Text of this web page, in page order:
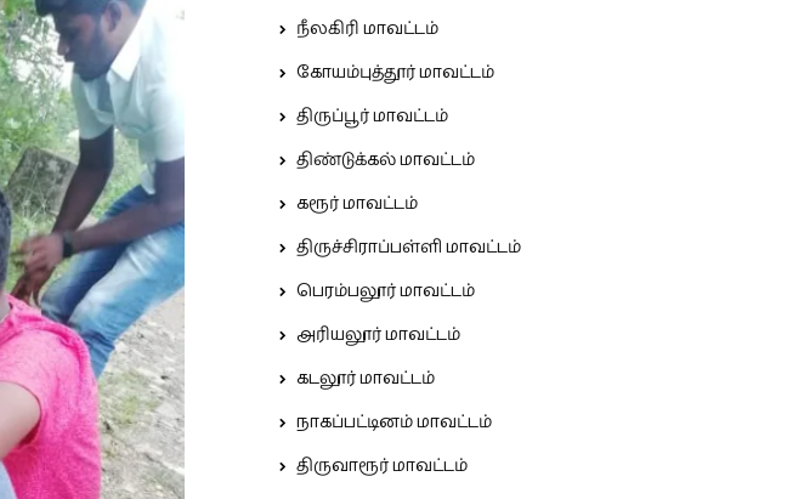
நீலகிரி மாவட்டம்
கோயம்புத்தூர் மாவட்டம்
திருப்பூர் மாவட்டம்
திண்டுக்கல் மாவட்டம்
கரூர் மாவட்டம்
திருச்சிராப்பள்ளி மாவட்டம்
பெரம்பலூர் மாவட்டம்
அரியலூர் மாவட்டம்
கடலூர் மாவட்டம்
நாகப்பட்டினம் மாவட்டம்
திருவாரூர் மாவட்டம்